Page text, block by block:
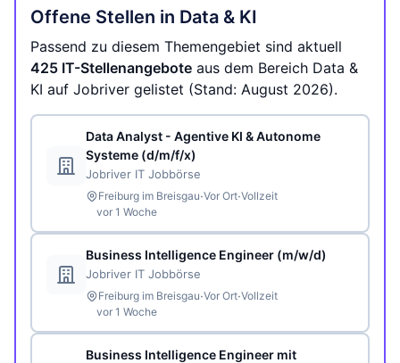
Offene Stellen in Data & KI
Passend zu diesem Themengebiet sind aktuell
425 IT-Stellenangebote aus dem Bereich Data &
KI auf Jobriver gelistet (Stand: August 2026).
Data Analyst - Agentive KI & Autonome
Systeme (d/m/f/x)
Jobriver IT Jobbörse
Freiburg im Breisgau·Vor Ort·Vollzeit
vor 1 Woche
Business Intelligence Engineer (m/w/d)
Jobriver IT Jobbörse
Freiburg im Breisgau·Vor Ort·Vollzeit
vor 1 Woche
Business Intelligence Engineer mit